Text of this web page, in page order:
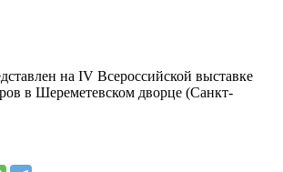
на IV Всероссийской выставке
в Шереметевском дворце (Санкт-